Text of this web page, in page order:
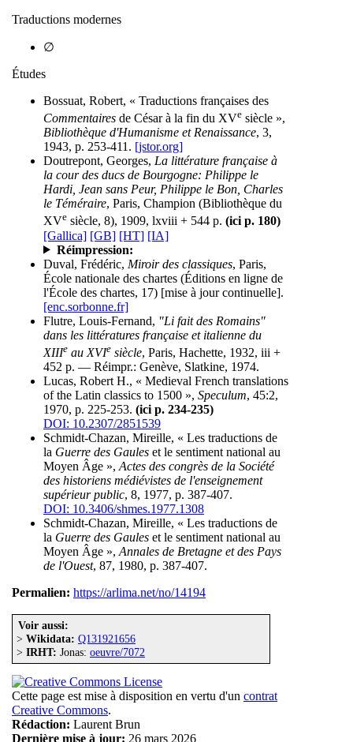
Traductions modernes
∅
Études
Bossuat, Robert, « Traductions françaises des
Commentaires de César à la fin du XVe siècle »,
Bibliothèque d'Humanisme et Renaissance, 3,
1943, p. 253-411. [jstor.org]
Doutrepont, Georges, La littérature française à
la cour des ducs de Bourgogne: Philippe le
Hardi, Jean sans Peur, Philippe le Bon, Charles
le Téméraire, Paris, Champion (Bibliothèque du
XVe siècle, 8), 1909, lxviii + 544 p. (ici p. 180)
[Gallica] [GB] [HT] [IA]
Réimpression:
Duval, Frédéric, Miroir des classiques, Paris,
École nationale des chartes (Éditions en ligne de
l'École des chartes, 17) [mise à jour continuelle].
[enc.sorbonne.fr]
Flutre, Louis-Fernand, "Li fait des Romains"
dans les littératures française et italienne du
XIIIe au XVIe siècle, Paris, Hachette, 1932, iii +
452 p. — Réimpr.: Genève, Slatkine, 1974.
Lucas, Robert H., « Medieval French translations
of the Latin classics to 1500 », Speculum, 45:2,
1970, p. 225-253. (ici p. 234-235)
DOI: 10.2307/2851539
Schmidt-Chazan, Mireille, « Les traductions de
la Guerre des Gaules et le sentiment national au
Moyen Âge », Actes des congrès de la Société
des historiens médiévistes de l'enseignement
supérieur public, 8, 1977, p. 387-407.
DOI: 10.3406/shmes.1977.1308
Schmidt-Chazan, Mireille, « Les traductions de
la Guerre des Gaules et le sentiment national au
Moyen Âge », Annales de Bretagne et des Pays
de l'Ouest, 87, 1980, p. 387-407.
Permalien: https://arlima.net/no/14194
Voir aussi:
> Wikidata: Q131921656
> IRHT: Jonas: oeuvre/7072
Cette page est mise à disposition en vertu d'un contrat
Creative Commons.
Rédaction: Laurent Brun
Dernière mise à jour: 26 mars 2026